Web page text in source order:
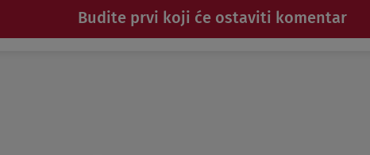
Budite prvi koji će ostaviti komentar